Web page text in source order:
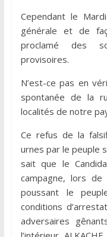
Cependant le
générale et de
proclamé des
provisoires.
N’est-ce pas en
spontanée de la
localités de notre
Ce refus de la
urnes par le peuple
sait que le
campagne, lors
poussant le
conditions
adversaires